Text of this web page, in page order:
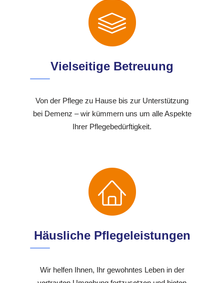
Vielseitige Betreuung
Von der Pflege zu Hause bis zur Unterstützung
bei Demenz – wir kümmern uns um alle Aspekte
Ihrer Pflegebedürftigkeit.
Häusliche Pflegeleistungen
Wir helfen Ihnen, Ihr gewohntes Leben in der